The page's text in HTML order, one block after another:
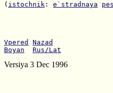
( istochnik : e`stradnaya
Vpered
Nazad
Boyan
Rus/Lat
Versiya 3 Dec 1996